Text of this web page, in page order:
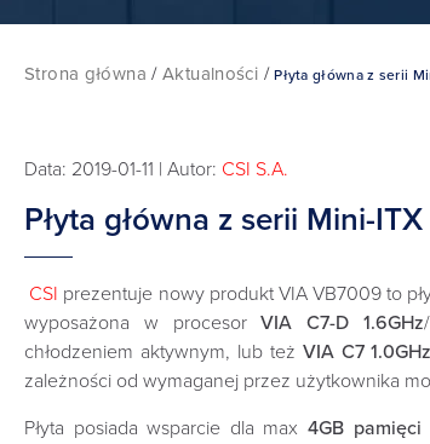
Strona główna / Aktualności /Płyta główna z serii
Data: 2019-01-11 | Autor: CSI S.A.
Płyta główna z serii Mini-
CSI prezentuje nowy produkt VIA VB7009 to
wyposażona w procesorVIA C7-D 1.6GHz/
chłodzeniem aktywnym, lub też VIA C7 1.0GHz
zależności od wymaganej przez użytkownika
Płyta posiada wsparcie dla max 4GB pamięci